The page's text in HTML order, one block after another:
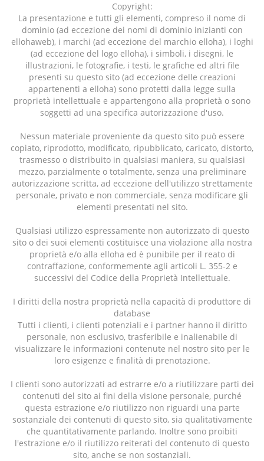
Copyright:
La presentazione e tutti gli elementi, compreso il nome di
dominio (ad eccezione dei nomi di dominio inizianti con
ellohaweb), i marchi (ad eccezione del marchio elloha), i loghi
(ad eccezione del logo elloha), i simboli, i disegni, le
illustrazioni, le fotografie, i testi, le grafiche ed altri file
presenti su questo sito (ad eccezione delle creazioni
appartenenti a elloha) sono protetti dalla legge sulla
proprietà intellettuale e appartengono alla proprietà o sono
soggetti ad una specifica autorizzazione d'uso.
Nessun materiale proveniente da questo sito può essere
copiato, riprodotto, modificato, ripubblicato, caricato, distorto,
trasmesso o distribuito in qualsiasi maniera, su qualsiasi
mezzo, parzialmente o totalmente, senza una preliminare
autorizzazione scritta, ad eccezione dell'utilizzo strettamente
personale, privato e non commerciale, senza modificare gli
elementi presentati nel sito.
Qualsiasi utilizzo espressamente non autorizzato di questo
sito o dei suoi elementi costituisce una violazione alla nostra
proprietà e/o alla elloha ed è punibile per il reato di
contraffazione, conformemente agli articoli L. 355-2 e
successivi del Codice della Proprietà Intellettuale.
I diritti della nostra proprietà nella capacità di produttore di
database
Tutti i clienti, i clienti potenziali e i partner hanno il diritto
personale, non esclusivo, trasferibile e inalienabile di
visualizzare le informazioni contenute nel nostro sito per le
loro esigenze e finalità di prenotazione.
I clienti sono autorizzati ad estrarre e/o a riutilizzare parti dei
contenuti del sito ai fini della visione personale, purché
questa estrazione e/o riutilizzo non riguardi una parte
sostanziale dei contenuti di questo sito, sia qualitativamente
che quantitativamente parlando. Inoltre sono proibiti
l'estrazione e/o il riutilizzo reiterati del contenuto di questo
sito, anche se non sostanziali.